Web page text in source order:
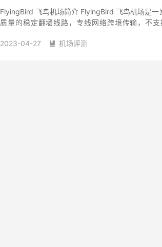
FlyingBird 飞鸟机场简介 FlyingBird 飞鸟机场是
质量的稳定翻墙线路，专线网络跨境传输，不
2023-04-27  机场评测